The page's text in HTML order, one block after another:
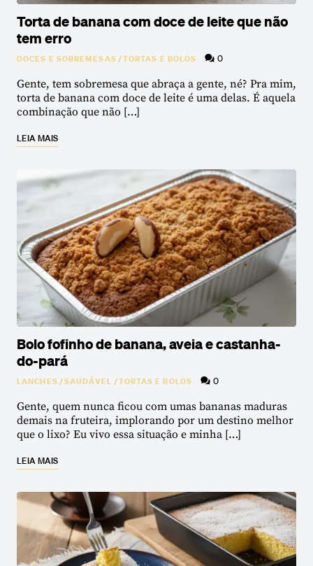
Torta de banana com doce de leite que não
tem erro
DOCES E SOBREMESAS/TORTAS E BOLOS 0
Gente, tem sobremesa que abraça a gente, né? Pra mim,
torta de banana com doce de leite é uma delas. É aquela
combinação que não […]
LEIA MAIS
Bolo fofinho de banana, aveia e castanha-
do-pará
LANCHES/SAUDÁVEL /TORTAS E BOLOS 0
Gente, quem nunca ficou com umas bananas maduras
demais na fruteira, implorando por um destino melhor
que o lixo? Eu vivo essa situação e minha […]
LEIA MAIS